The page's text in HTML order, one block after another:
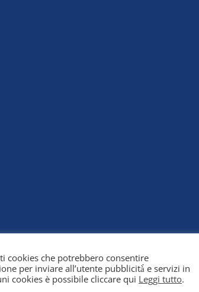
Assicurazioni, tutti i diritti riservati
cookies che potrebbero consentire
per inviare all’utente pubblicità̀ e servizi in
cookies è possibile cliccare qui Leggi tutto.